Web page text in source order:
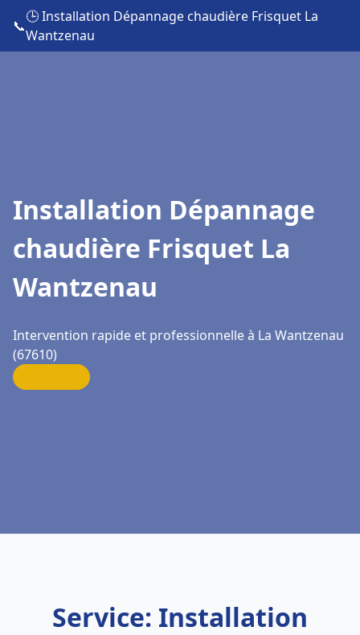
📞
🕒 Installation Dépannage chaudière Frisquet La
Wantzenau
Installation Dépannage
chaudière Frisquet La
Wantzenau
Intervention rapide et professionnelle à La Wantzenau
(67610)
Service: Installation